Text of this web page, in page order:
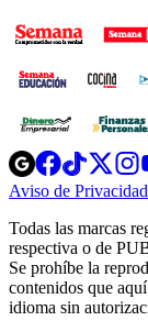
Opens
in
new
Opens
in
new
in
new
Aviso de Privacidad
Todas las marcas
respectiva o de
Se prohíbe la
contenidos que
idioma sin